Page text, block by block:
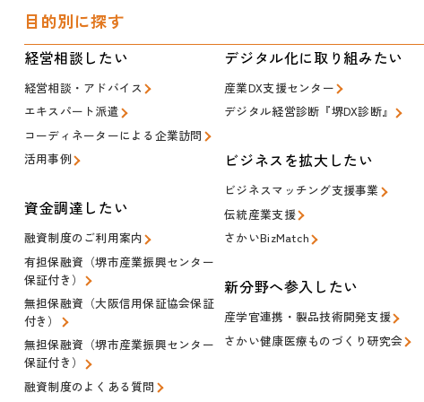
目的別に探す
経営相談したい
経営相談・アドバイス
エキスパート派遣
コーディネーターによる企業訪問
活用事例
資金調達したい
融資制度のご利用案内
有担保融資（堺市産業振興センター
保証付き）
無担保融資（大阪信用保証協会保証
付き）
無担保融資（堺市産業振興センター
保証付き）
融資制度のよくある質問
デジタル化に取り組みたい
産業DX支援センター
デジタル経営診断『堺DX診断』
ビジネスを拡大したい
ビジネスマッチング支援事業
伝統産業支援
さかいBizMatch
新分野へ参入したい
産学官連携・製品技術開発支援
さかい健康医療ものづくり研究会